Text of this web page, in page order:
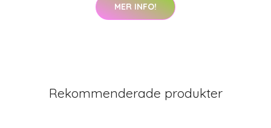
MER INFO!
Rekommenderade produkter